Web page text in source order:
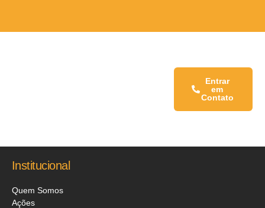
Entrar
em
Contato
Institucional
Quem Somos
Ações